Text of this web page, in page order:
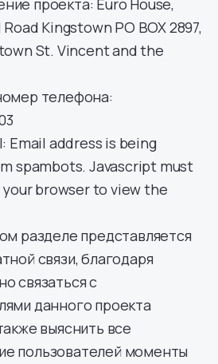
проекта: Euro House,
Kingstown PO BOX 2897,
St. Vincent and the
телефона:
Email address is being
spambots. Javascript must
browser to view the
разделе представляется
связи, благодаря
связаться с
данного проекта
выяснить все
пользователей моменты